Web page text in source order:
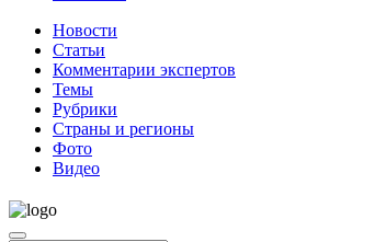
Новости
Статьи
Комментарии экспертов
Темы
Рубрики
Страны и регионы
Фото
Видео